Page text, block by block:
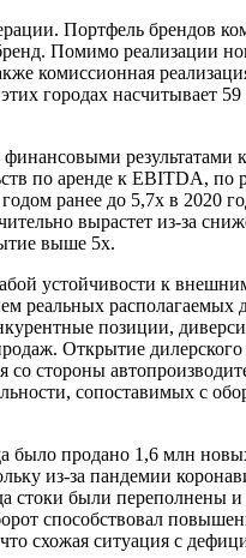
Портфель брендов
Помимо реализации
комиссионная
городах насчитывает
результатами
по аренде к EBITDA, по
ранее до 5,7х в 2020
вырастет из-за
выше 5х.
устойчивости к
располагаемых
позиции,
Открытие дилерского
стороны
сопоставимых с
было продано 1,6 млн
из-за пандемии
стоки были
способствовал
схожая ситуация с